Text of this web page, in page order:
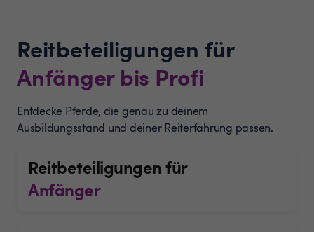
Reitbeteiligungen für
Anfänger bis Profi
Entdecke Pferde, die genau zu deinem
Ausbildungsstand und deiner Reiterfahrung passen.
Reitbeteiligungen für
Anfänger